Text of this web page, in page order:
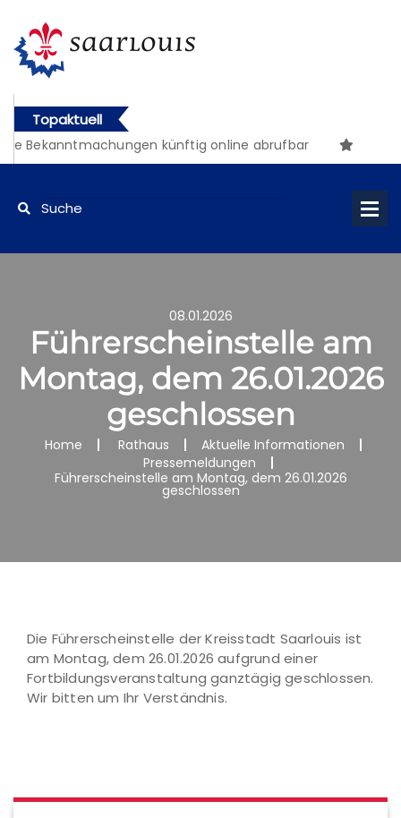
Topaktuell
Bekanntmachungen künftig online abrufbar
08.01.2026
Führerscheinstelle am
Montag, dem 26.01.2026
geschlossen
Home Rathaus
Aktuelle Informationen
Pressemeldungen
Führerscheinstelle am Montag, dem 26.01.2026
geschlossen
Die Führerscheinstelle der Kreisstadt Saarlouis ist
am Montag, dem 26.01.2026 aufgrund einer
Fortbildungsveranstaltung ganztägig geschlossen.
Wir bitten um Ihr Verständnis.